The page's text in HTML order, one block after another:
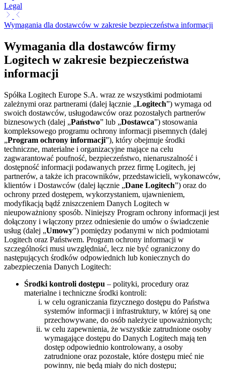
Legal
Wymagania dla dostawców w zakresie bezpieczeństwa informacji
Wymagania dla dostawców firmy
Logitech w zakresie bezpieczeństwa
informacji
Spółka Logitech Europe S.A. wraz ze wszystkimi podmiotami
zależnymi oraz partnerami (dalej łącznie „Logitech”) wymaga od
swoich dostawców, usługodawców oraz pozostałych partnerów
biznesowych (dalej „Państwo” lub „Dostawca”) stosowania
kompleksowego programu ochrony informacji pisemnych (dalej
„Program ochrony informacji”), który obejmuje środki
techniczne, materialne i organizacyjne mające na celu
zagwarantować poufność, bezpieczeństwo, nienaruszalność i
dostępność informacji podawanych przez firmę Logitech, jej
partnerów, a także ich pracowników, przedstawicieli, wykonawców,
klientów i Dostawców (dalej łącznie „Dane Logitech”) oraz do
ochrony przed dostępem, wykorzystaniem, ujawnieniem,
modyfikacją bądź zniszczeniem Danych Logitech w
nieupoważniony sposób. Niniejszy Program ochrony informacji jest
dołączony i włączony przez odniesienie do umów o świadczenie
usług (dalej „Umowy”) pomiędzy podanymi w nich podmiotami
Logitech oraz Państwem. Program ochrony informacji w
szczególności musi uwzględniać, lecz nie być ograniczony do
następujących środków odpowiednich lub koniecznych do
zabezpieczenia Danych Logitech:
Środki kontroli dostępu – polityki, procedury oraz
materialne i techniczne środki kontroli:
w celu ograniczania fizycznego dostępu do Państwa
systemów informacji i infrastruktury, w której są one
przechowywane, do osób należycie upoważnionych;
w celu zapewnienia, że wszystkie zatrudnione osoby
wymagające dostępu do Danych Logitech mają ten
dostęp odpowiednio kontrolowany, a osoby
zatrudnione oraz pozostałe, które dostępu mieć nie
powinny, nie będą miały do nich dostępu;